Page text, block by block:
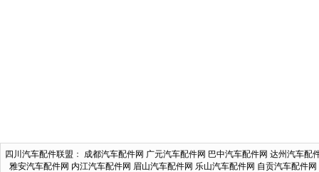
四川汽车配件联盟 ： 成都汽车配件网 广元汽车配件网 巴中汽车配件网 达州汽车配
雅安汽车配件网 内江汽车配件网 眉山汽车配件网 乐山汽车配件网 自贡汽车配件网